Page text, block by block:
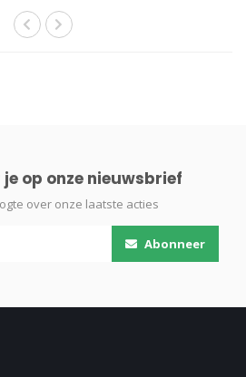
op onze nieuwsbrief
over onze laatste acties
Abonneer